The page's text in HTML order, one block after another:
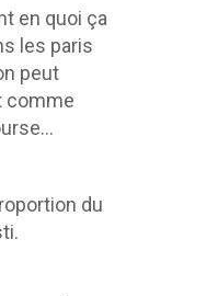
en quoi ça
les paris
peut
comme
du